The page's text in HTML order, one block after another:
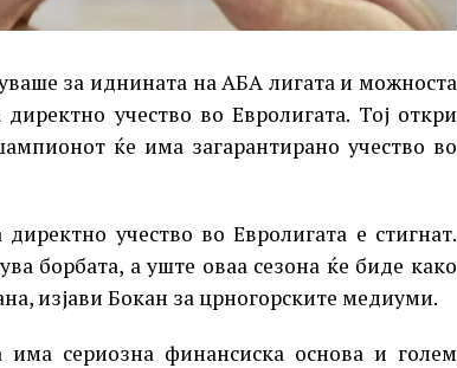
за иднината на АБА лигата и можноста
учество во Евролигата. Тој откри
ќе има загарантирано учество во
учество во Евролигата е стигнат.
борбата, а уште оваа сезона ќе биде како
изјави Бокан за црногорските медиуми.
сериозна финансиска основа и голем